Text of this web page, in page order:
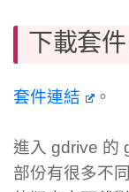
下載套
套件連結 。
進入 gdrive 的
部份有很多不